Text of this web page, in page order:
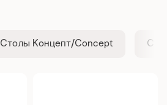
Столы Концепт/Concept